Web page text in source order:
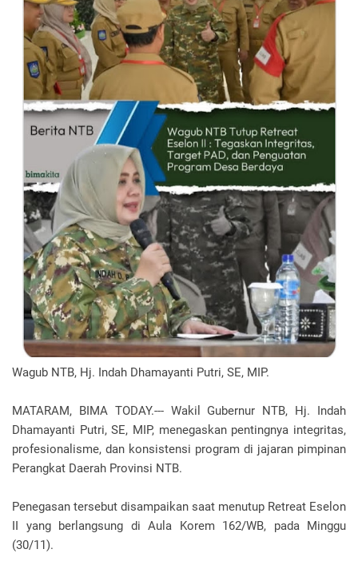
Wagub NTB, Hj. Indah Dhamayanti Putri, SE, MIP.
MATARAM, BIMA TODAY.--- Wakil Gubernur NTB, Hj. Indah
Dhamayanti Putri, SE, MIP, menegaskan pentingnya integritas,
profesionalisme, dan konsistensi program di jajaran pimpinan
Perangkat Daerah Provinsi NTB.
Penegasan tersebut disampaikan saat menutup Retreat Eselon
II yang berlangsung di Aula Korem 162/WB, pada Minggu
(30/11).